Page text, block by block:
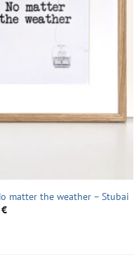
matter the weather – Stubai
€